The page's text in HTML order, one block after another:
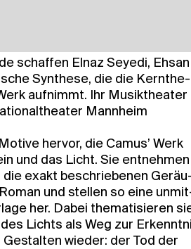
schaf­fen Elnaz Sey­edi, Ehsan
Syn­the­se, die die Kern­the­
auf­nimmt. Ihr Musik­thea­ter
Mann­heim
her­vor, die Camus’ Werk
und das Licht. Sie ent­neh­men
exakt beschrie­be­nen
und stel­len so eine
her. Dabei the­ma­ti­sie­ren
Lichts als Weg zur
wie­der: der Tod der